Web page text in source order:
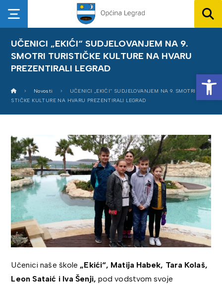
UČENICI „EKIĆI“ SUDJELOVANJEM NA 9.
SMOTRI TURISTIČKE KULTURE NA HVARU
PREZENTIRALI LEGRAD
Novosti
UČENICI „EKIĆI“ SUDJELOVANJEM NA 9. SMOTRI TURI
STIČKE KULTURE NA HVARU PREZENTIRALI LEGRAD
Učenici naše škole „Ekići“, Matija Habek, Tara Kolaš,
Leon Sataić i Iva Šenji, pod vodstvom svoje